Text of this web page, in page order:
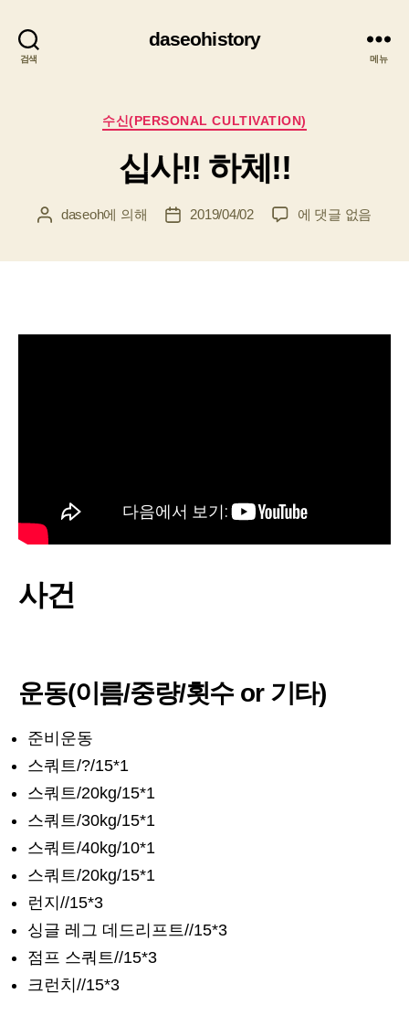
검색
daseohistory
메뉴
카
고
리
수신(PERSONAL CULTIVATION)
십사!! 하체!!
게 daseoh에 의해
게
2019/04/02
십
에 댓글 없음
사건
운동(이름/중량/횟수 or 기타)
준비운동
스쿼트/?/15*1
스쿼트/20kg/15*1
스쿼트/30kg/15*1
스쿼트/40kg/10*1
스쿼트/20kg/15*1
런지//15*3
싱글 레그 데드리프트//15*3
점프 스쿼트//15*3
크런치//15*3